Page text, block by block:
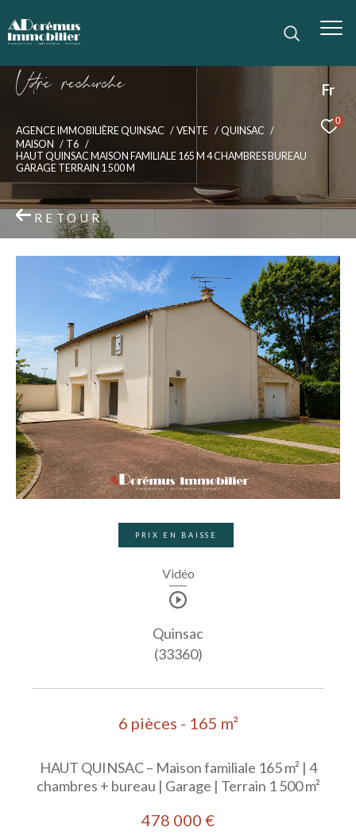
Fr
0
Vore recece
AGENCE IMMOBILIÈRE QUINSAC VENTE
QUINSAC
MAISON
T6
HAUT QUINSAC MAISON FAMILIALE 165 M 4 CHAMBRES BUREAU
GARAGE TERRAIN 1 500 M
RETOUR
PRIX EN BAISSE
Vidéo
Quinsac
(33360)
6 pièces - 165 m²
HAUT QUINSAC – Maison familiale 165 m² | 4
chambres + bureau | Garage | Terrain 1 500 m²
478 000 €